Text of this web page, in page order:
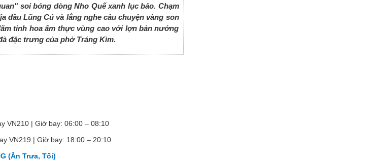
soi bóng dòng Nho Quế xanh lục bảo. Chạm
đầu Lũng Cú và lắng nghe câu chuyện vàng son
tinh hoa ẩm thực vùng cao với lợn bản nướng
đặc trưng của phở Tráng Kìm.
VN210 | Giờ bay: 06:00 – 08:10
VN219 | Giờ bay: 18:00 – 20:10
(Ăn Trưa, Tối)